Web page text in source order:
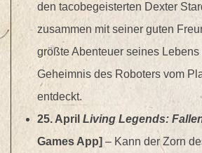
den tacobegeisterten Dexter
zusammen mit seiner guten
größte Abenteuer seines
Geheimnis des Roboters vom
entdeckt.
25. April Living Legends:
Games App] – Kann der Zorn